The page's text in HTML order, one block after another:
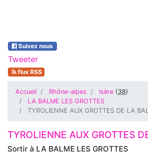
Suivez nous
Tweeter
flux RSS
Accueil Rhône-alpes Isère (38)
LA BALME LES GROTTES
TYROLIENNE AUX GROTTES DE LA
Sortir à LA BALME LES GROTTES
TYROLIENNE AUX GROTTES